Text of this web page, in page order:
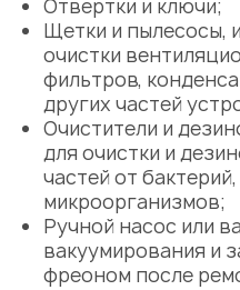
Отвертки и ключи;
Щетки и пылесосы,
очистки
фильтров,
других частей
Очистители и
для очистки и
частей от
микроорганизмов;
Ручной насос или
вакуумирования и
фреоном после